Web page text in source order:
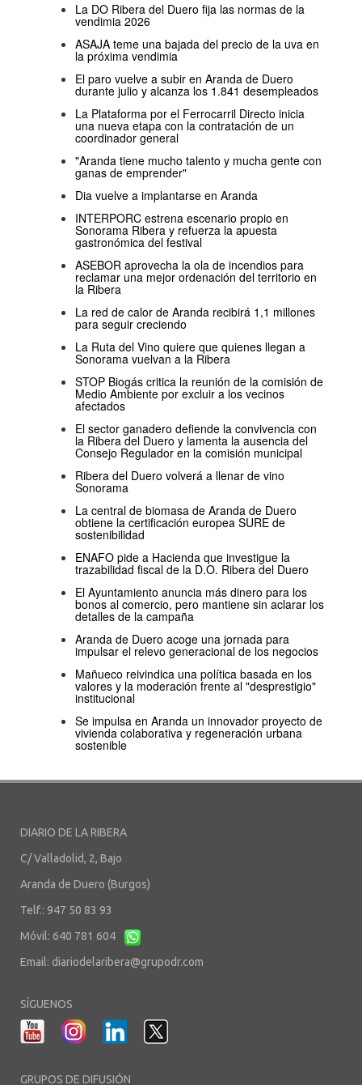
La DO Ribera del Duero fija las normas de la
vendimia 2026
ASAJA teme una bajada del precio de la uva en
la próxima vendimia
El paro vuelve a subir en Aranda de Duero
durante julio y alcanza los 1.841 desempleados
La Plataforma por el Ferrocarril Directo inicia
una nueva etapa con la contratación de un
coordinador general
"Aranda tiene mucho talento y mucha gente con
ganas de emprender"
Dia vuelve a implantarse en Aranda
INTERPORC estrena escenario propio en
Sonorama Ribera y refuerza la apuesta
gastronómica del festival
ASEBOR aprovecha la ola de incendios para
reclamar una mejor ordenación del territorio en
la Ribera
La red de calor de Aranda recibirá 1,1 millones
para seguir creciendo
La Ruta del Vino quiere que quienes llegan a
Sonorama vuelvan a la Ribera
STOP Biogás critica la reunión de la comisión de
Medio Ambiente por excluir a los vecinos
afectados
El sector ganadero defiende la convivencia con
la Ribera del Duero y lamenta la ausencia del
Consejo Regulador en la comisión municipal
Ribera del Duero volverá a llenar de vino
Sonorama
La central de biomasa de Aranda de Duero
obtiene la certificación europea SURE de
sostenibilidad
ENAFO pide a Hacienda que investigue la
trazabilidad fiscal de la D.O. Ribera del Duero
El Ayuntamiento anuncia más dinero para los
bonos al comercio, pero mantiene sin aclarar los
detalles de la campaña
Aranda de Duero acoge una jornada para
impulsar el relevo generacional de los negocios
Mañueco reivindica una política basada en los
valores y la moderación frente al "desprestigio"
institucional
Se impulsa en Aranda un innovador proyecto de
vivienda colaborativa y regeneración urbana
sostenible
DIARIO DE LA RIBERA
C/ Valladolid, 2, Bajo
Aranda de Duero (Burgos)
Telf.: 947 50 83 93
Móvil: 640 781 604
Email: diariodelaribera@grupodr.com
SÍGUENOS
GRUPOS DE DIFUSIÓN